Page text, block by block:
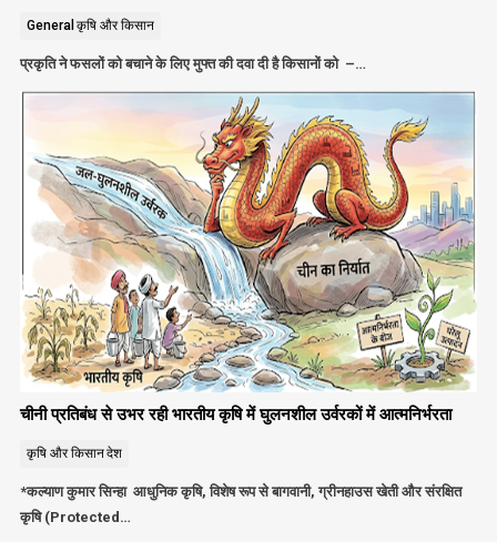
General कृषि और किसान
प्रकृति ने फसलों को बचाने के लिए मुफ्त की दवा दी है किसानों को –…
चीनी प्रतिबंध से उभर रही भारतीय कृषि में घुलनशील उर्वरकों में आत्मनिर्भरता
कृषि और किसानदेश
*कल्याण कुमार सिन्हा आधुनिक कृषि, विशेष रूप से बागवानी, ग्रीनहाउस खेती और संरक्षित
कृषि (Protected…